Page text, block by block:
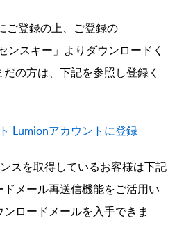
ご登録の上、ご登録の
ンスキー」よりダウンロードく
の方は、下記を参照し登録く
Lumionアカウントに登録
スを取得しているお客様は下記
メール再送信機能をご活用い
ロードメールを入手できま